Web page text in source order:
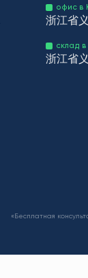
офис в
浙江省
склад
浙江省
«Бесплатная